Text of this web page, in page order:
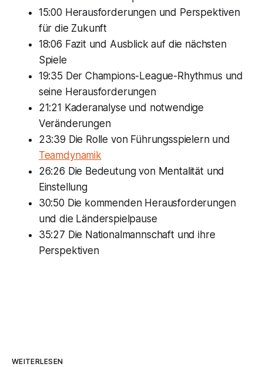
15:00 Herausforderungen und Perspektiven
für die Zukunft
18:06 Fazit und Ausblick auf die nächsten
Spiele
19:35 Der Champions-League-Rhythmus und
seine Herausforderungen
21:21 Kaderanalyse und notwendige
Veränderungen
23:39 Die Rolle von Führungsspielern und
Teamdynamik
26:26 Die Bedeutung von Mentalität und
Einstellung
30:50 Die kommenden Herausforderungen
und die Länderspielpause
35:27 Die Nationalmannschaft und ihre
Perspektiven
WEITERLESEN